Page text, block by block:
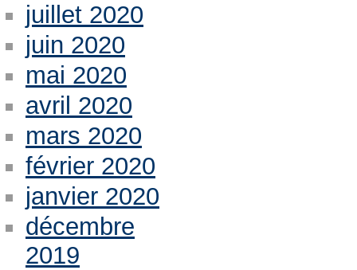
juillet 2020
juin 2020
mai 2020
avril 2020
mars 2020
février 2020
janvier 2020
décembre
2019